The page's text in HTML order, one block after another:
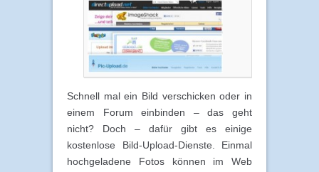
Schnell mal ein Bild verschicken oder in
einem Forum einbinden – das geht
nicht? Doch – dafür gibt es einige
kostenlose Bild-Upload-Dienste. Einmal
hochgeladene Fotos können im Web